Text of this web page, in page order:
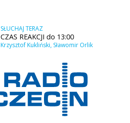
SŁUCHAJ TERAZ
CZAS REAKCJI do 13:00
Krzysztof Kukliński, Sławomir Orlik